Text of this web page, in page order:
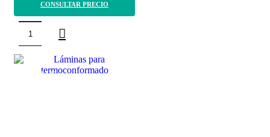
CONSULTAR PRECIO
SALE